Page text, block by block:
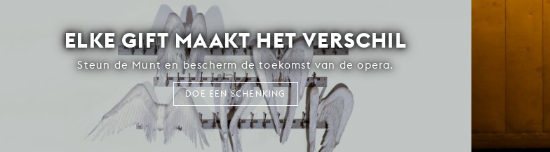
ELKE GIFT MAAKT HET VERSCHIL
Steun de Munt en bescherm de toekomst van de opera.
DOE EEN SCHENKING